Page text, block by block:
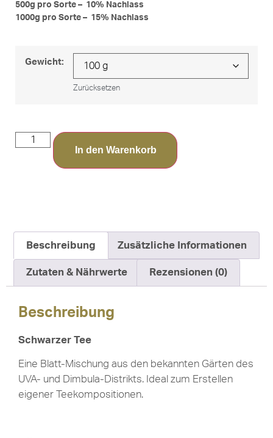
500g pro Sorte – 10% Nachlass
1000g pro Sorte – 15% Nachlass
Gewicht:
Zurücksetzen
In den Warenkorb
Beschreibung Zusätzliche Informationen
Zutaten & Nährwerte Rezensionen (0)
Beschreibung
Schwarzer Tee
Eine Blatt-Mischung aus den bekannten Gärten des
UVA- und Dimbula-Distrikts. Ideal zum Erstellen
eigener Teekompositionen.